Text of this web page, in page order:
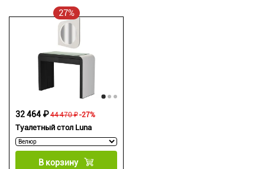
27%
Туалетный стол Luna
44 470 ₽
32 464 ₽ -27%
В корзину